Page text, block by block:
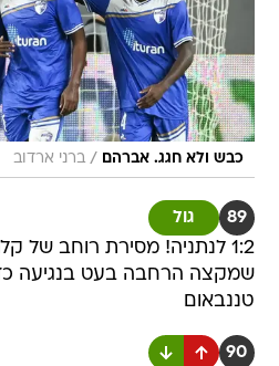
כבש ולא חגג. אברהם / ברני ארדוב
89 גול
1:2 לנתניה! מסירת רוחב
שמקצה הרחבה בעט בנגיעה
טננבאום
90